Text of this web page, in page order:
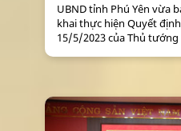
UBND tỉnh Phú Yên vừa
khai thực hiện Quyết
15/5/2023 của Thủ